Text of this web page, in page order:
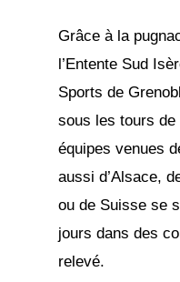
Grâce à la
l’Entente Sud
Sports de
sous les tours
équipes venues
aussi d’Alsace,
ou de Suisse se
jours dans des
relevé.